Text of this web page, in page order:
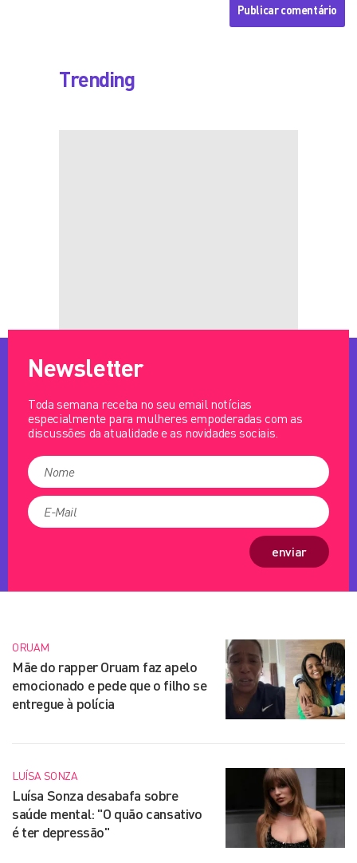
Trending
Newsletter
Toda semana receba no seu email notícias
especialmente para mulheres empoderadas com as
discussões da atualidade e as novidades sociais.
enviar
ORUAM
Mãe do rapper Oruam faz apelo
emocionado e pede que o filho se
entregue à polícia
LUÍSA SONZA
Luísa Sonza desabafa sobre
saúde mental: "O quão cansativo
é ter depressão"